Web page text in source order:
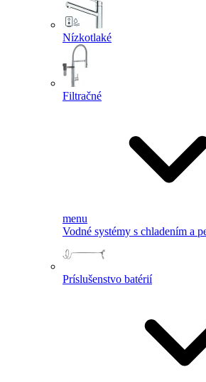
Nízkotlaké
Filtračné
menu
Vodné systémy s chladením a
Príslušenstvo batérií